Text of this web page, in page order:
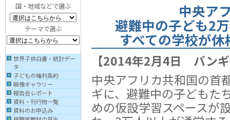
国・地域などで選ぶ
テーマで選ぶ
世界子供白書・統計デー
タ
子どもの権利条約
映像ギャラリー
報告会レポート
資料・刊行物一覧
資料のお申込み
中央ア
避難中の子ども2
すべての学校が
【2014年2月4日 バン
中央アフリカ共和国の首
ギに、避難中の子どもた
めの仮設学習スペースが